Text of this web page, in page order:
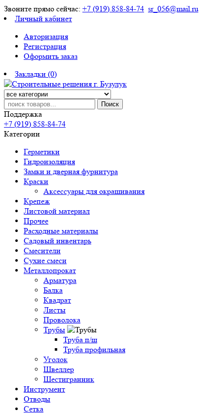
Звоните прямо сейчас: +7 (919) 858-84-74 sr_056@mail.ru
Личный кабинет
Авторизация
Регистрация
Оформить заказ
Закладки (0)
Поиск
Поддержка
+7 (919) 858-84-74
Категории
Герметики
Гидроизоляция
Замки и дверная фурнитура
Краски
Аксессуары для окрашивания
Крепеж
Листовой материал
Прочее
Расходные материалы
Садовый инвентарь
Смесители
Сухие смеси
Металлопрокат
Арматура
Балка
Квадрат
Листы
Проволока
Трубы
Труба п/ш
Труба профильная
Уголок
Швеллер
Шестигранник
Инструмент
Отводы
Сетка